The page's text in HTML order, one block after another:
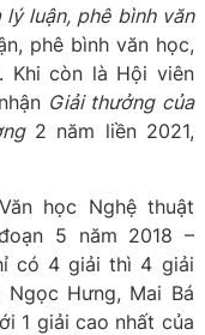
luận, phê bình văn
phê bình văn học,
Khi còn là Hội viên
Giải thưởng của
2 năm liền 2021,
học Nghệ thuật
5 năm 2018 –
có 4 giải thì 4 giải
Hưng, Mai Bá
1 giải cao nhất của